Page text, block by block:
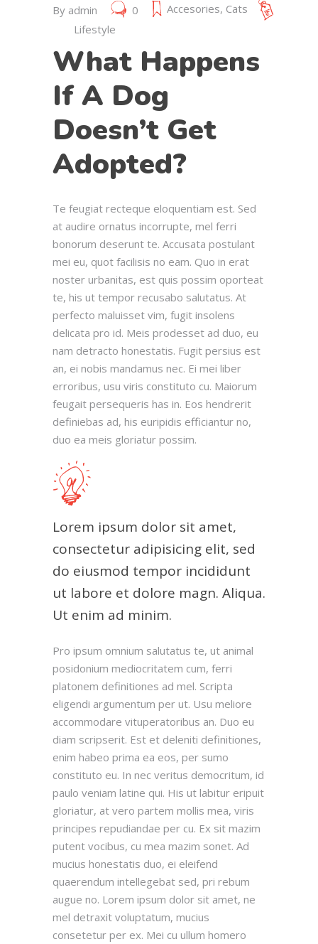
By admin 0 Accesories, Cats
Lifestyle
What Happens
If A Dog
Doesn’t Get
Adopted?
Te feugiat recteque eloquentiam est. Sed
at audire ornatus incorrupte, mel ferri
bonorum deserunt te. Accusata postulant
mei eu, quot facilisis no eam. Quo in erat
noster urbanitas, est quis possim oporteat
te, his ut tempor recusabo salutatus. At
perfecto maluisset vim, fugit insolens
delicata pro id. Meis prodesset ad duo, eu
nam detracto honestatis. Fugit persius est
an, ei nobis mandamus nec. Ei mei liber
erroribus, usu viris constituto cu. Maiorum
feugait persequeris has in. Eos hendrerit
definiebas ad, his euripidis efficiantur no,
duo ea meis gloriatur possim.
Lorem ipsum dolor sit amet,
consectetur adipisicing elit, sed
do eiusmod tempor incididunt
ut labore et dolore magn. Aliqua.
Ut enim ad minim.
Pro ipsum omnium salutatus te, ut animal
posidonium mediocritatem cum, ferri
platonem definitiones ad mel. Scripta
eligendi argumentum per ut. Usu meliore
accommodare vituperatoribus an. Duo eu
diam scripserit. Est et deleniti definitiones,
enim habeo prima ea eos, per sumo
constituto eu. In nec veritus democritum, id
paulo veniam latine qui. His ut labitur eripuit
gloriatur, at vero partem mollis mea, viris
principes repudiandae per cu. Ex sit mazim
putent vocibus, cu mea mazim sonet. Ad
mucius honestatis duo, ei eleifend
quaerendum intellegebat sed, pri rebum
augue no. Lorem ipsum dolor sit amet, ne
mel detraxit voluptatum, mucius
consetetur per ex. Mei cu ullum homero